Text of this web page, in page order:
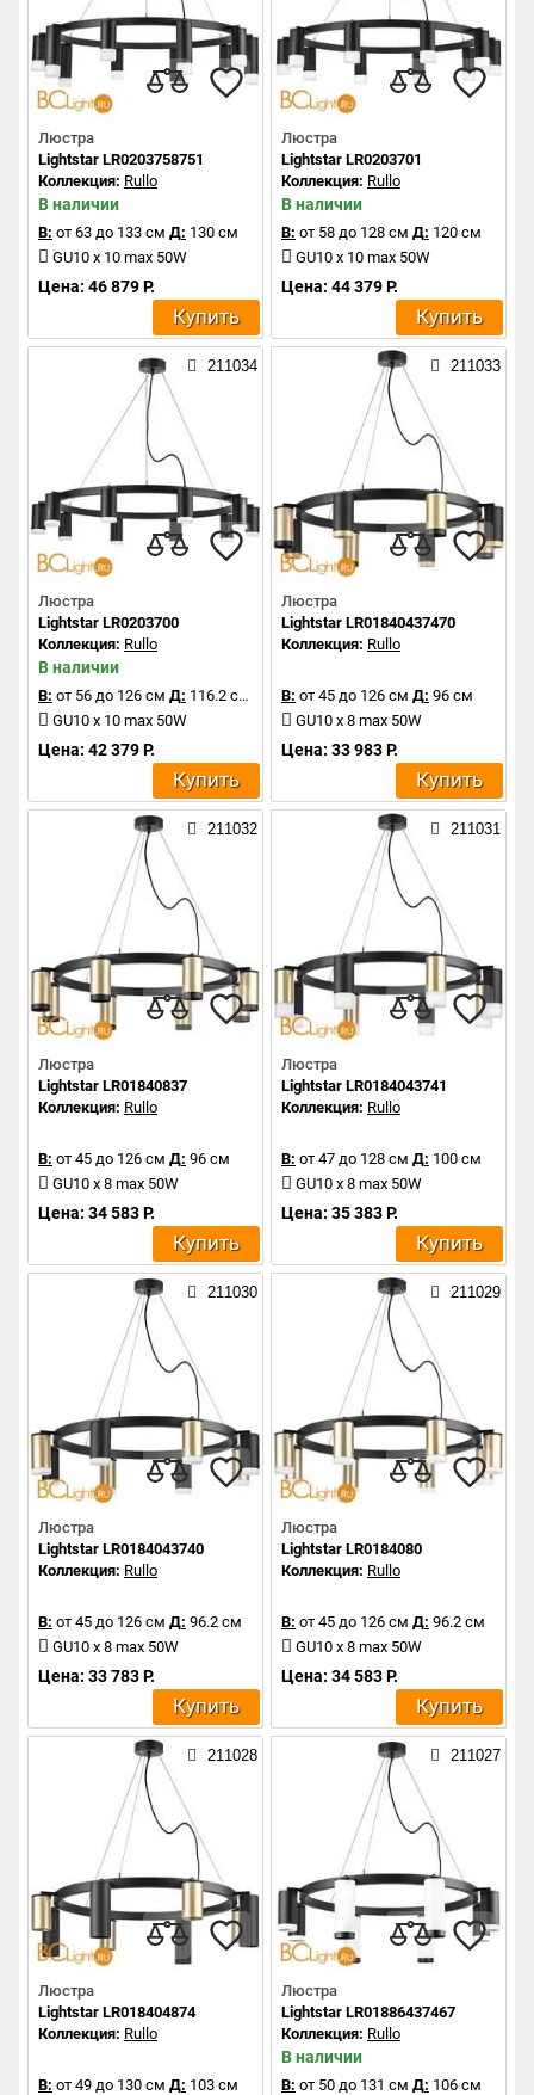
Люстра
Lightstar LR0203758751
Коллекция: Rullo
В наличии
В: от 63 до 133 см Д: 130 см
GU10 x 10 max 50W
Цена: 46 879 Р.
Купить
Люстра
Lightstar LR0203701
Коллекция: Rullo
В наличии
В: от 58 до 128 см Д: 120 см
GU10 x 10 max 50W
Цена: 44 379 Р.
Купить
211034
Люстра
Lightstar LR0203700
Коллекция: Rullo
В наличии
В: от 56 до 126 см Д: 116.2 см
GU10 x 10 max 50W
Цена: 42 379 Р.
Купить
211033
Люстра
Lightstar LR01840437470
Коллекция: Rullo
В: от 45 до 126 см Д: 96 см
GU10 x 8 max 50W
Цена: 33 983 Р.
Купить
211032
Люстра
Lightstar LR01840837
Коллекция: Rullo
В: от 45 до 126 см Д: 96 см
GU10 x 8 max 50W
Цена: 34 583 Р.
Купить
211031
Люстра
Lightstar LR0184043741
Коллекция: Rullo
В: от 47 до 128 см Д: 100 см
GU10 x 8 max 50W
Цена: 35 383 Р.
Купить
211030
Люстра
Lightstar LR0184043740
Коллекция: Rullo
В: от 45 до 126 см Д: 96.2 см
GU10 x 8 max 50W
Цена: 33 783 Р.
Купить
211029
Люстра
Lightstar LR0184080
Коллекция: Rullo
В: от 45 до 126 см Д: 96.2 см
GU10 x 8 max 50W
Цена: 34 583 Р.
Купить
211028
Люстра
Lightstar LR018404874
Коллекция: Rullo
В: от 49 до 130 см Д: 103 см
211027
Люстра
Lightstar LR01886437467
Коллекция: Rullo
В наличии
В: от 50 до 131 см Д: 106 см